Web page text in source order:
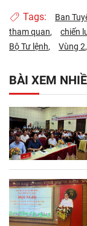
Tags: Ban
tham quan
chiến
Bộ Tư lệnh
Vùng 2
BÀI XEM